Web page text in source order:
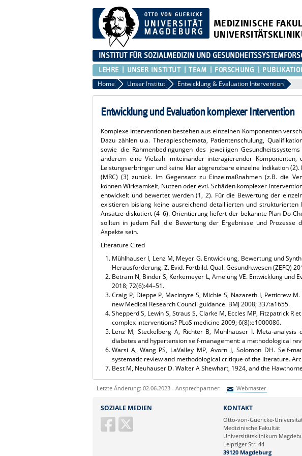
MEDIZINISCHE
INSTITUT FÜR SOZIALMEDIZIN UND
LEHRE UNSER INSTITUT TEAM FORSCHUNG
Home Unser Institut Entwicklung & Evaluation Intervention
Entwicklung und Evaluation komplexer Intervention
Komplexe Interventionen bestehen aus einzelnen Komponenten
Dazu zählen u.a. Therapieschemata, Patientenschulung,
sowie die Rahmenbedingungen des jeweiligen
anderem eine Vielzahl miteinander interagierender Komponenten,
Leistungserbringer und keine klar abgrenzbare einzelne Indikation
(MRC) (3) zurück. Im Gegensatz zu Einzelmaßnahmen (z.B. die
können Wirksamkeit, Nutzen oder evtl. Schäden komplexer
entwickelt und bewertet werden (1, 2). Für die Bewertung der
existieren bislang keine ausreichend detaillierten und
Ansätze diskutiert (4–6). Orientierung liefert der bekannte Plan-Do-
sollten in jedem Fall die Bewertung der Ergebnisse und Prozesse
Aspekte sein.
Literature Cited
Mühlhauser I, Lenz M, Meyer G. Entwicklung, Bewertung und
Herausforderung. Z. Evid. Fortbild. Qual. Gesundh.wesen (ZEFQ)
Betram N, Binder S, Kerkemeyer L, Amelung VE. Entwicklung und
2018; 72(6):44–51.
Craig P, Dieppe P, Macintyre S, Michie S, Nazareth I, Petticrew
new Medical Research Council guidance. BMJ 2008; 337:a1655.
Shepperd S, Lewin S, Straus S, Clarke M, Eccles MP, Fitzpatrick
complex interventions? PLoS medicine 2009; 6(8):e1000086.
Lenz M, Steckelberg A, Richter B, Mühlhauser I. Meta-
diabetes and hypertension self-management: a methodological
Warsi A, Wang PS, LaValley MP, Avorn J, Solomon DH. Self-
systematic review and methodological critique of the literature.
Best M, Neuhauser D. Walter A Shewhart, 1924, and the
Letzte Änderung: 02.06.2023 - Ansprechpartner: Webmaster
Ihre E-Mailadresse:
SOZIALE MEDIEN KONTAKT
Otto-von-Guericke-
Medizinische Fakultät
Universitätsklinikum
Leipziger Str. 44
39120 Magdeburg